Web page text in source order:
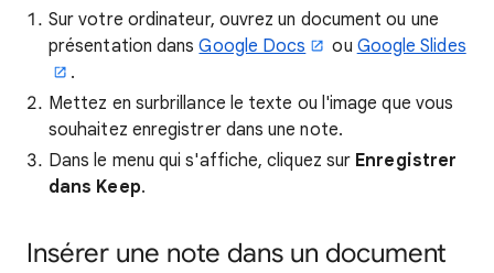
Sur votre ordinateur, ouvrez un document ou une
présentation dansGoogle Docs ou Google Slides
.
Mettez en surbrillance le texte ou l'image que vous
souhaitez enregistrer dans une note.
Dans le menu qui s'affiche, cliquez sur Enregistrer
dans Keep.
Insérer une note dans un document